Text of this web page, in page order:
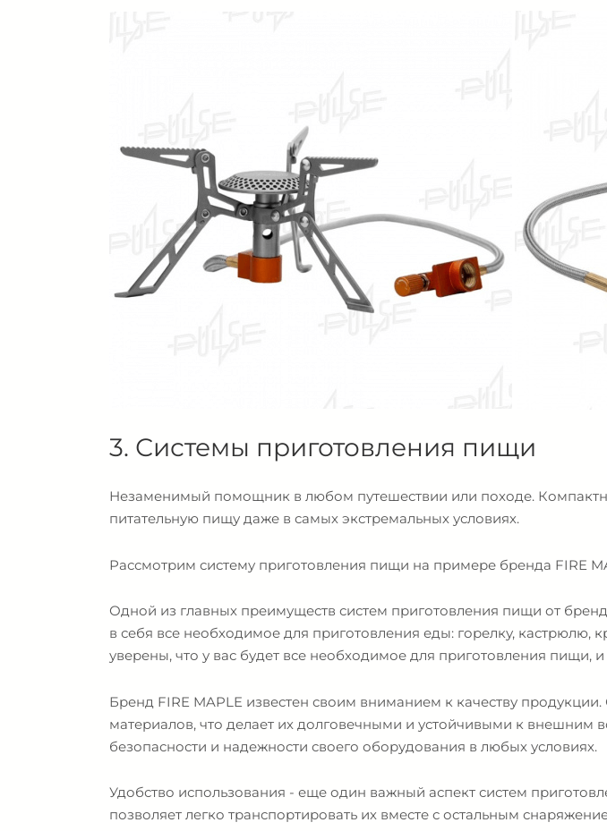
3. Системы приготовления пищи
Незаменимый помощник в любом путешествии или походе.
питательную пищу даже в самых экстремальных условиях.
Рассмотрим систему приготовления пищи на примере бренда FIRE
Одной из главных преимуществ систем приготовления пищи от
в себя все необходимое для приготовления еды: горелку,
уверены, что у вас будет все необходимое для приготовления пищи,
Бренд FIRE MAPLE известен своим вниманием к качеству
материалов, что делает их долговечными и устойчивыми к внешним
безопасности и надежности своего оборудования в любых условиях.
Удобство использования - еще один важный аспект систем
позволяет легко транспортировать их вместе с остальным